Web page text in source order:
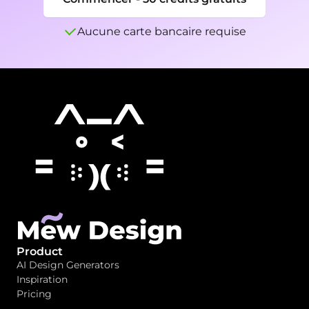
Aucune carte bancaire requise
Product
AI Design Generators
Inspiration
Pricing